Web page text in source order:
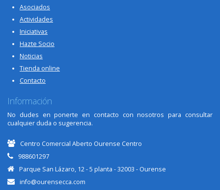
Asociados
Actividades
Iniciativas
Hazte Socio
Noticias
Tienda online
Contacto
Información
No dudes en ponerte en contacto con nosotros para consultar
cualquier duda o sugerencia.
Centro Comercial Aberto Ourense Centro
988601297
Parque San Lázaro, 12 - 5 planta - 32003 - Ourense
info@ourensecca.com